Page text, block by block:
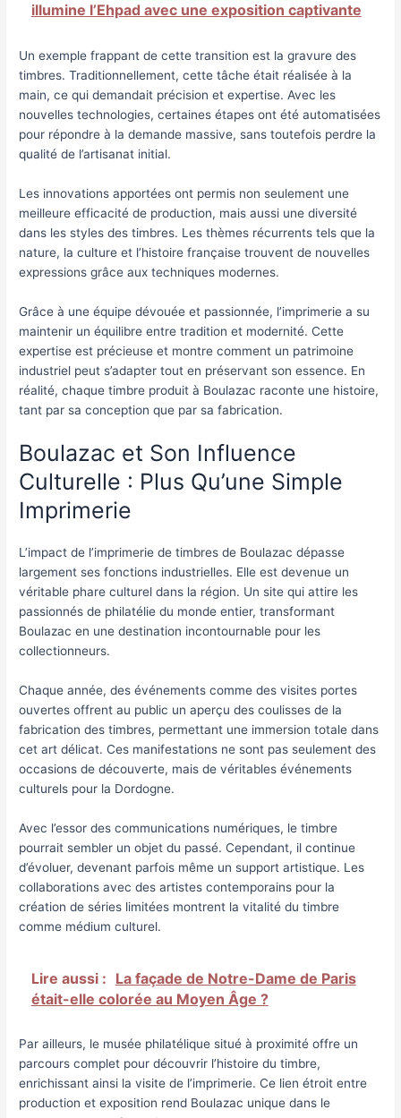
illumine l’Ehpad avec une exposition captivante
Un exemple frappant de cette transition est la gravure des
timbres. Traditionnellement, cette tâche était réalisée à la
main, ce qui demandait précision et expertise. Avec les
nouvelles technologies, certaines étapes ont été automatisées
pour répondre à la demande massive, sans toutefois perdre la
qualité de l’artisanat initial.
Les innovations apportées ont permis non seulement une
meilleure efficacité de production, mais aussi une diversité
dans les styles des timbres. Les thèmes récurrents tels que la
nature, la culture et l’histoire française trouvent de nouvelles
expressions grâce aux techniques modernes.
Grâce à une équipe dévouée et passionnée, l’imprimerie a su
maintenir un équilibre entre tradition et modernité. Cette
expertise est précieuse et montre comment un patrimoine
industriel peut s’adapter tout en préservant son essence. En
réalité, chaque timbre produit à Boulazac raconte une histoire,
tant par sa conception que par sa fabrication.
Boulazac et Son Influence
Culturelle : Plus Qu’une Simple
Imprimerie
L’impact de l’imprimerie de timbres de Boulazac dépasse
largement ses fonctions industrielles. Elle est devenue un
véritable phare culturel dans la région. Un site qui attire les
passionnés de philatélie du monde entier, transformant
Boulazac en une destination incontournable pour les
collectionneurs.
Chaque année, des événements comme des visites portes
ouvertes offrent au public un aperçu des coulisses de la
fabrication des timbres, permettant une immersion totale dans
cet art délicat. Ces manifestations ne sont pas seulement des
occasions de découverte, mais de véritables événements
culturels pour la Dordogne.
Avec l’essor des communications numériques, le timbre
pourrait sembler un objet du passé. Cependant, il continue
d’évoluer, devenant parfois même un support artistique. Les
collaborations avec des artistes contemporains pour la
création de séries limitées montrent la vitalité du timbre
comme médium culturel.
Lire aussi : La façade de Notre-Dame de Paris
était-elle colorée au Moyen Âge ?
Par ailleurs, le musée philatélique situé à proximité offre un
parcours complet pour découvrir l’histoire du timbre,
enrichissant ainsi la visite de l’imprimerie. Ce lien étroit entre
production et exposition rend Boulazac unique dans le